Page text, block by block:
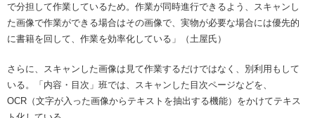
で分担して作業しているため。作業が同時進行できるよう、スキャンし
た画像で作業ができる場合はその画像で、実物が必要な場合には優先的
に書籍を回して、作業を効率化している」（土屋氏）
さらに、スキャンした画像は見て作業するだけではなく、別利用もして
いる。「内容・目次」班では、スキャンした目次ページなどを、
OCR（文字が入った画像からテキストを抽出する機能）をかけてテキス